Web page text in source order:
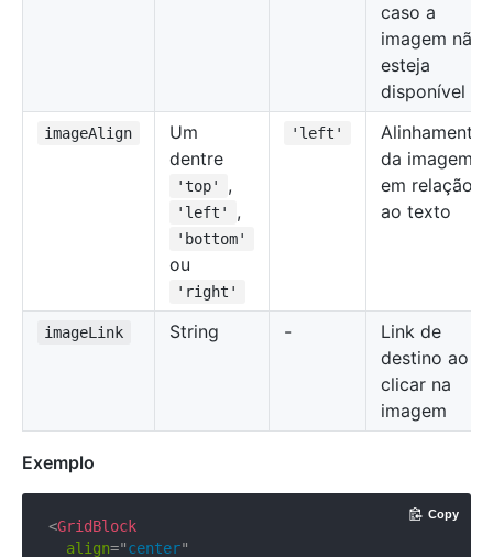
caso a
imagem não
esteja
disponível
imageAlign
Um
dentre
'top' ,
'left' ,
'bottom'
ou
'right'
'left'
Alinhamento
da imagem
em relação
ao texto
imageLink String -
Link de
destino ao
clicar na
imagem
Exemplo
<GridBlock
align="center"
Copy